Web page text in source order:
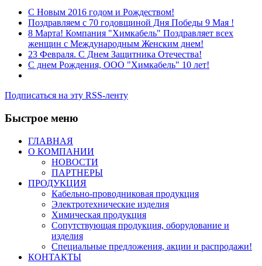
C Новым 2016 годом и Рождеством!
Поздравляем с 70 годовщиной Дня Победы 9 Мая !
8 Марта! Компания "Химкабель" Поздравляет всех
женщин с Международным Женским днем!
23 Февраля. С Днем Защитника Отечества!
С днем Рождения, ООО "Химкабель" 10 лет!
Подписаться на эту RSS-ленту
Быстрое меню
ГЛАВНАЯ
О КОМПАНИИ
НОВОСТИ
ПАРТНЕРЫ
ПРОДУКЦИЯ
Кабельно-проводниковая продукция
Электротехнические изделия
Химическая продукция
Сопутствующая продукция, оборудование и
изделия
Специальные предложения, акции и распродажи!
КОНТАКТЫ